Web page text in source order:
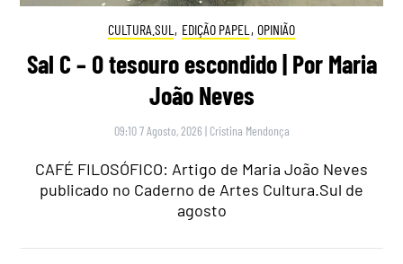
CULTURA.SUL , EDIÇÃO PAPEL , OPINIÃO
Sal C – O tesouro escondido | Por Maria
João Neves
09:10 7 Agosto, 2026 | Cristina Mendonça
CAFÉ FILOSÓFICO: Artigo de Maria João Neves
publicado no Caderno de Artes Cultura.Sul de
agosto